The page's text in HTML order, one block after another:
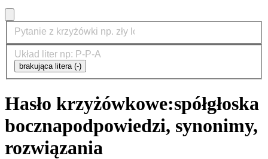
brakująca litera (-)
Hasło krzyżówkowe:spółgłoska
bocznapodpowiedzi, synonimy,
rozwiązania